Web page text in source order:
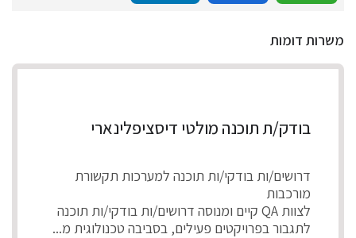
משרות דומות
בודק/ת תוכנה מולטי דיסציפלינארי
דרושים/ות בודקי/ות תוכנה למערכות תקשורת
מורכבות
לצוות QA קיים ומנוסה דרושים/ות בודקי/ות תוכנה
לתגבור בפרויקטים פעילים, בסביבה טכנולוגית מ...